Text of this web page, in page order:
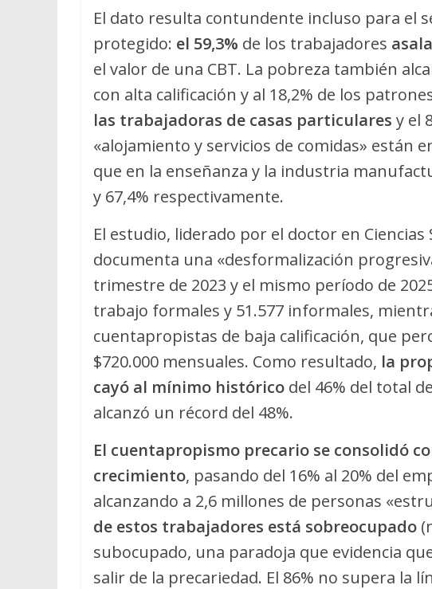
El dato resulta contundente incluso para el
protegido: el 59,3% de los trabajadores
el valor de una CBT. La pobreza también
con alta calificación y al 18,2% de los
las trabajadoras de casas particulares y el
«alojamiento y servicios de comidas» están
que en la enseñanza y la industria
y 67,4% respectivamente.
El estudio, liderado por el doctor en Ciencias
documenta una «desformalización
trimestre de 2023 y el mismo período de
trabajo formales y 51.577 informales,
cuentapropistas de baja calificación, que
$720.000 mensuales. Como resultado, la
cayó al mínimo histórico del 46% del total
alcanzó un récord del 48%.
El cuentapropismo precario se consolidó
crecimiento, pasando del 16% al 20% del
alcanzando a 2,6 millones de personas
de estos trabajadores está sobreocupado
subocupado, una paradoja que evidencia
salir de la precariedad. El 86% no supera la